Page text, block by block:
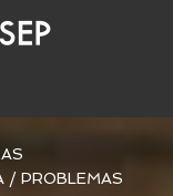
/ PROBLEMAS